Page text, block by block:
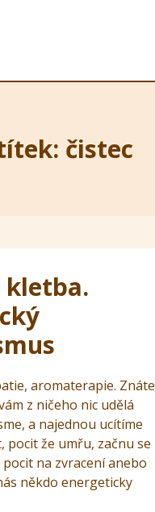
čistec
aromaterapie. Znáte
z ničeho nic udělá
a najednou ucítíme
pocit že umřu, začnu se
na zvracení anebo
někdo energeticky